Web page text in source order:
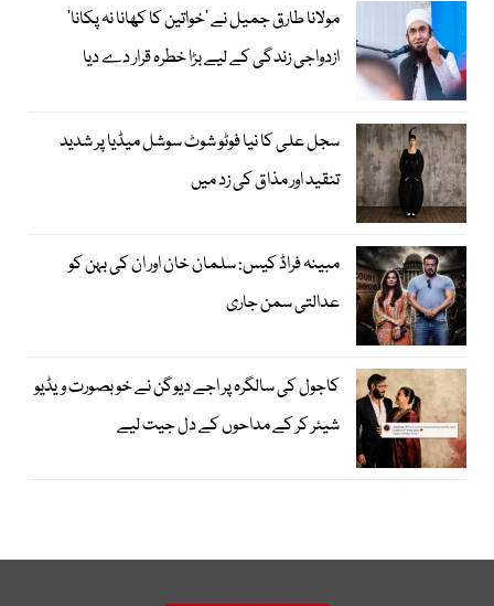
مولانا طارق جمیل نے ’خواتین کا کھانا نہ پکانا‘
ازدواجی زندگی کے لیے بڑا خطرہ قرار دے دیا
سجل علی کا نیا فوٹو شوٹ سوشل میڈیا پر شدید
تنقید اور مذاق کی زد میں
مبینہ فراڈ کیس: سلمان خان اور ان کی بہن کو
عدالتی سمن جاری
کاجول کی سالگرہ پر اجے دیوگن نے خوبصورت ویڈیو
شیئر کر کے مداحوں کے دل جیت لیے